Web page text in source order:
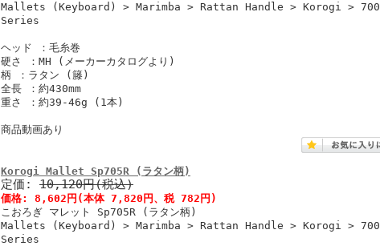
Mallets (Keyboard) > Marimba > Rattan Handle > Korogi > 700
Series
ヘッド ：毛糸巻
硬さ ：MH (メーカーカタログより)
柄 ：ラタン (籐)
全長 ：約430mm
重さ ：約39-46g (1本)
商品動画あり
Korogi Mallet Sp705R (ラタン柄)
定価: 10,120円(税込)
価格: 8,602円 (本体 7,820円、税 782円)
こおろぎ マレット Sp705R (ラタン柄)
Mallets (Keyboard) > Marimba > Rattan Handle > Korogi > 700
Series